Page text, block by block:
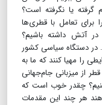
یا نگرفته است؟
برای تعامل با قطری‌ها
آتش داشته باشیم؟
در دستگاه سیاسی کشور
را مهیا کنند که ما به
از میزبانی جام‌جهانی
چقدر خوب است که
هر چند این مقدمات